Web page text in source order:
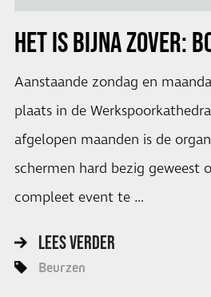
HET IS BIJNA ZOVER:
Aanstaande zondag en
plaats in de
afgelopen maanden is de
schermen hard bezig geweest
compleet event te …
LEES VERDER
Beurzen